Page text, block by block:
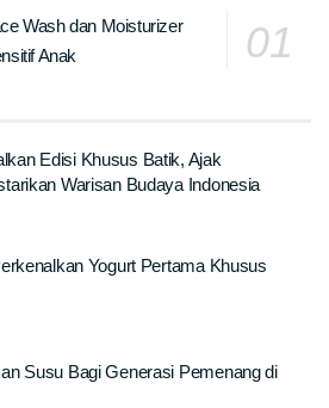
Anak
Edisi Khusus Batik, Ajak
Warisan Budaya Indonesia
Yogurt Pertama Khusus
Susu Bagi Generasi Pemenang di